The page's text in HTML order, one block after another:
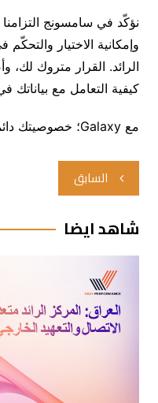
نؤكّد في سامسونج التزامنا
وإمكانية الاختيار
الرائد. القرار متروك
كيفية التعامل مع
مع Galaxy؛ خصوصيتك دائماً في أمان.
تصفّح
المقالات
السابق
شاهد ايضا